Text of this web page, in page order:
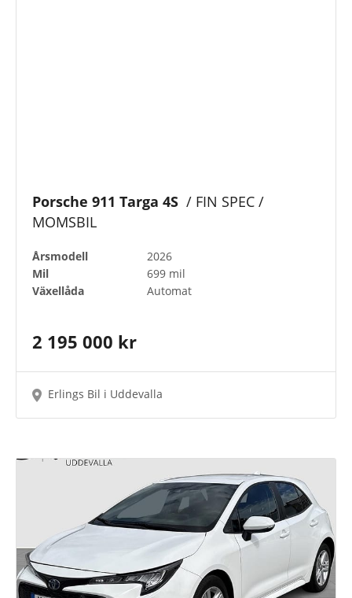
Anläggning
Färger
Porsche 911 Targa 4S / FIN SPEC /
MOMSBIL
Årsmodell
2026
Mil
699 mil
Växellåda
Automat
2 195 000 kr
Erlings Bil i Uddevalla